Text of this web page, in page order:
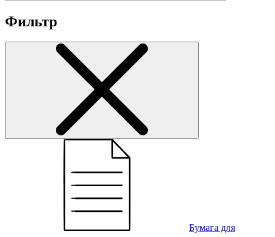
Фильтр
Бумага для